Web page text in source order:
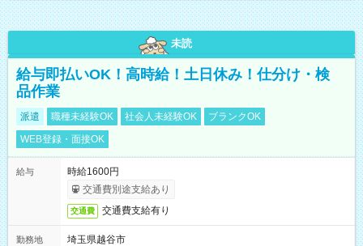
未読
給与即払いOK！高時給！土日休み！仕分け・検
品作業
派遣 職種未経験OK 社会人未経験OK
ブランクOK
WEB登録・面接OK
給与
時給1600円
交通費別途支給あり
交通費 交通費支給有り
勤務地
埼玉県越谷市